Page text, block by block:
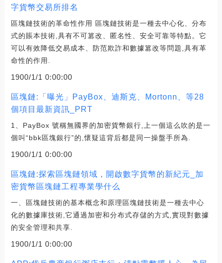
字貨幣交易所排名
區塊鏈技術的革命性作用 區塊鏈技術是一種去中心化、分布
式的賬本技術,具有不可篡改、匿名性、安全可靠等特點。它
可以有效降低交易成本、防范欺詐和數據篡改等問題,具有革
命性的作用.
1900/1/1 0:00:00
區塊鏈:「曝光」PayBox、迪斯克、Mortonn、等28
個項目最新資訊_PRT
1、PayBox 號稱無國界的加密貨幣銀行,上一個這么吹的是一
個叫“bbk區塊銀行”的,懷疑這背后都是同一操盤手所為.
1900/1/1 0:00:00
區塊鏈:探索區塊鏈領域，開啟數字貨幣的新紀元_加
密貨幣區塊鏈工程專業學什么
一、區塊鏈技術的基本概念和原理區塊鏈技術是一種去中心
化的數據庫技術,它通過加密和分布式存儲的方式,實現對數據
的安全管理和共享.
1900/1/1 0:00:00